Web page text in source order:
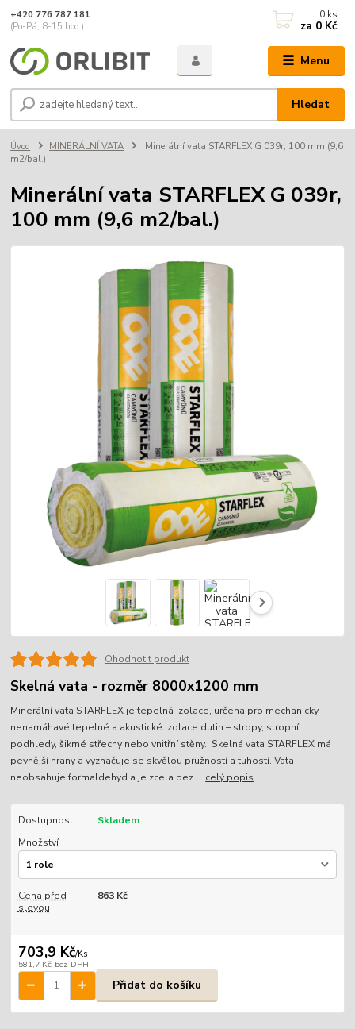
Menu
Hledat
+420 776 787 181
(Po-Pá, 8-15 hod.)
0 ks
za 0 Kč
Úvod MINERÁLNÍ VATA
Minerální vata STARFLEX G 039r, 100 mm (9,6
m2/bal.)
Minerální vata STARFLEX G 039r,
100 mm (9,6 m2/bal.)
Ohodnotit produkt
Skelná vata - rozměr 8000x1200 mm
Minerální vata STARFLEX je tepelná izolace, určena pro mechanicky
nenamáhavé tepelné a akustické izolace dutin – stropy, stropní
podhledy, šikmé střechy nebo vnitřní stěny. Skelná vata STARFLEX má
pevnější hrany a vyznačuje se skvělou pružností a tuhostí. Vata
neobsahuje formaldehyd a je zcela bez ... celý popis
Dostupnost
Skladem
Množství
Cena před
slevou
863 Kč
703,9 Kč/Ks
581,7 Kč bez DPH
Přidat do košíku